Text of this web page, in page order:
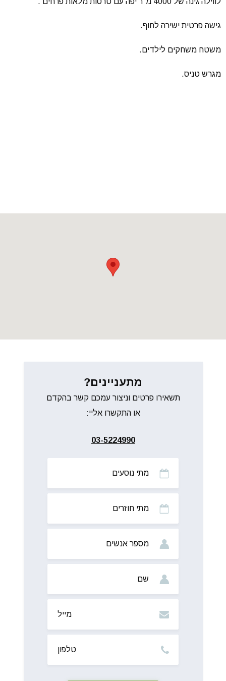
גישה פרטית ישירה לחוף.
משטח משחקים לילדים.
מגרש טניס.
מתעניינים?
תשאירו פרטים וניצור עמכם קשר בהקדם
או התקשרו אליי:
03-5224990
אנשים